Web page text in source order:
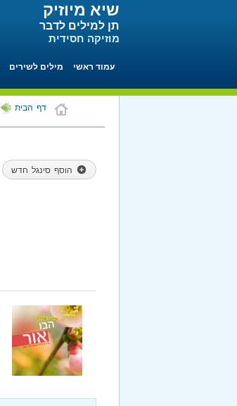
שיא מיוזיק
תן למילים לדבר
מוזיקה חסידית
עמוד ראשי מילים לשירים
דף הבית
הוסף סינגל חדש